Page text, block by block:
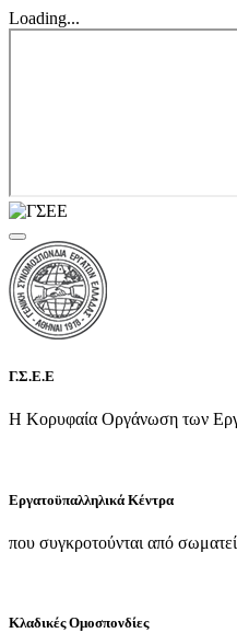
Loading...
Γ.Σ.Ε.Ε
Η Κορυφαία Οργάνωση των
Εργατοϋπαλληλικά Κέντρα
που συγκροτούνται από
Κλαδικές Ομοσπονδίες